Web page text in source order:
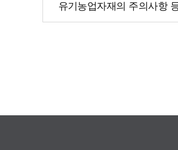
유기농업자재의 주의사항